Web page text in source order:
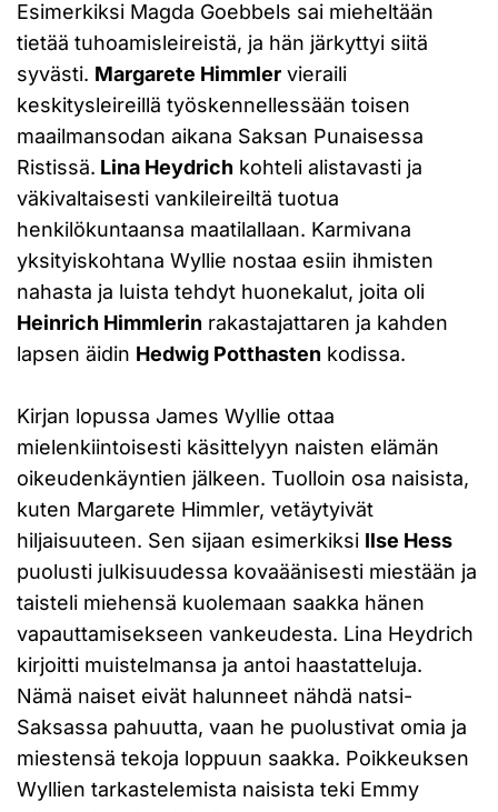
Esimerkiksi Magda Goebbels sai mieheltään
tietää tuhoamisleireistä, ja hän järkyttyi siitä
syvästi. Margarete Himmler vieraili
keskitysleireillä työskennellessään toisen
maailmansodan aikana Saksan Punaisessa
Ristissä. Lina Heydrich kohteli alistavasti ja
väkivaltaisesti vankileireiltä tuotua
henkilökuntaansa maatilallaan. Karmivana
yksityiskohtana Wyllie nostaa esiin ihmisten
nahasta ja luista tehdyt huonekalut, joita oli
Heinrich Himmlerin rakastajattaren ja kahden
lapsen äidin Hedwig Potthasten kodissa.
Kirjan lopussa James Wyllie ottaa
mielenkiintoisesti käsittelyyn naisten elämän
oikeudenkäyntien jälkeen. Tuolloin osa naisista,
kuten Margarete Himmler, vetäytyivät
hiljaisuuteen. Sen sijaan esimerkiksi Ilse Hess
puolusti julkisuudessa kovaäänisesti miestään ja
taisteli miehensä kuolemaan saakka hänen
vapauttamisekseen vankeudesta. Lina Heydrich
kirjoitti muistelmansa ja antoi haastatteluja.
Nämä naiset eivät halunneet nähdä natsi-
Saksassa pahuutta, vaan he puolustivat omia ja
miestensä tekoja loppuun saakka. Poikkeuksen
Wyllien tarkastelemista naisista teki Emmy